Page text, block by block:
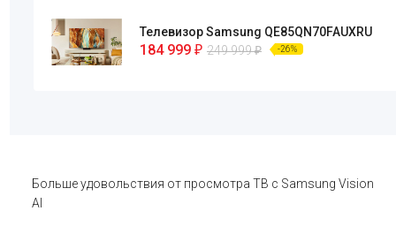
Телевизор Samsung QE85QN70FAUXRU
184 999 ₽ 249 999₽ -26%
Больше удовольствия от просмотра ТВ с Samsung Vision
AI